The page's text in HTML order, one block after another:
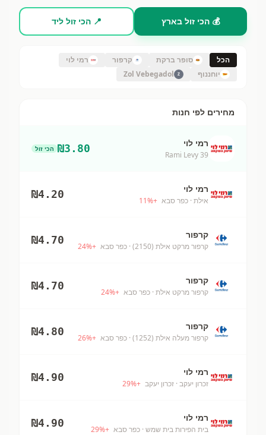
💰 הכי זול בארץ 📍 הכי זול ליד
הכל סופר ברקת קרפור
רמי לוי
יוחננוף
Z
Zol Vebegadol
מחירים לפי חנות
רמי לוי
Rami Levy 39
₪3.80 הכי זול
רמי לוי
אילת · כפר סבא +
11%
₪4.20
קרפור
קרפור מרקט אילת (2150) · כפר סבא +
24%
₪4.70
קרפור
קרפור מרקט אילת · כפר סבא +
24%
₪4.70
קרפור
קרפור מעלה אילת (1252) · כפר סבא +
26%
₪4.80
רמי לוי
זכרון יעקב · זכרון יעקב +
29%
₪4.90
רמי לוי
בית הפירות בית שמש · כפר סבא +
29%
₪4.90